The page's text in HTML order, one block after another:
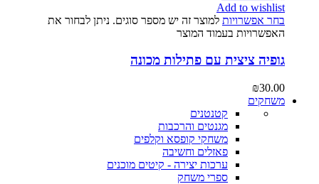
Add to wishlist
בחר אפשרויות למוצר זה יש מספר סוגים. ניתן לבחור את
האפשרויות בעמוד המוצר
גופיה ציצית עם פתילות מכונה
₪30.00
משחקים
קטנטנים
מגנטים והרכבות
משחקי קופסא וקלפים
פאזלים וחשיבה
ערכות יצירה - קיטים מוכנים
ספרי משחק